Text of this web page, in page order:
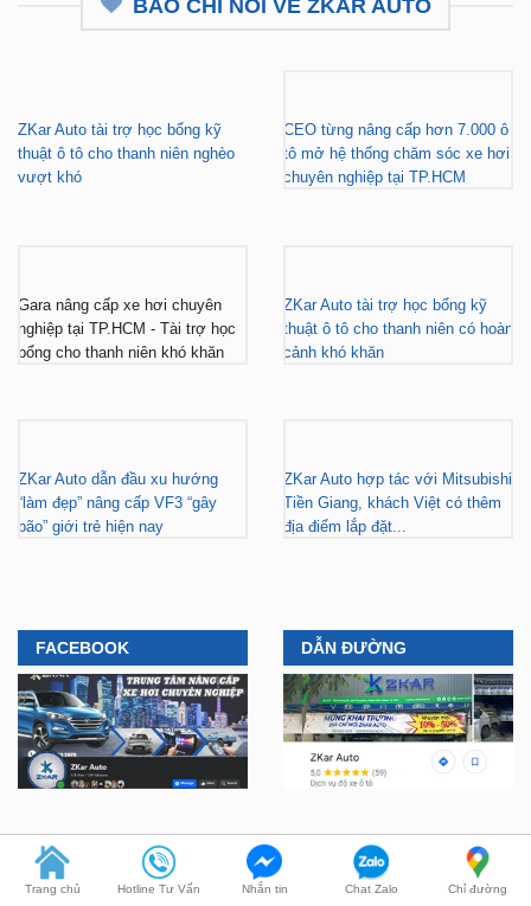
YOUTUBE TIKTOK
Trang chủ Hotline Tư Vấn Nhắn tin Chat Zalo Chỉ đường